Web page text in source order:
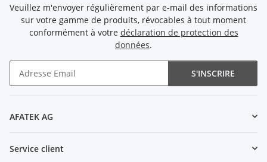
Veuillez m'envoyer régulièrement par e-mail des informations
sur votre gamme de produits, révocables à tout moment
conformément à votre déclaration de protection des
données.
S'INSCRIRE
AFATEK AG
Service client